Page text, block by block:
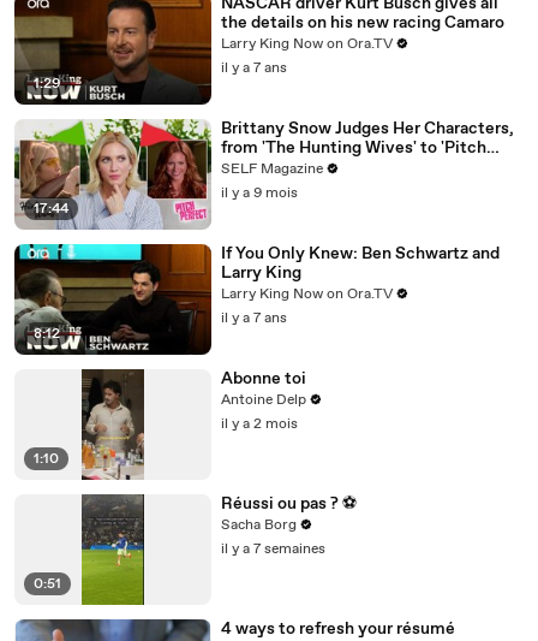
1:29
the details on his new racing Camaro
Larry King Now on Ora.TV
il y a 7 ans
17:44
Brittany Snow Judges Her Characters,
from 'The Hunting Wives' to 'Pitch
Perfect'
SELF Magazine
il y a 9 mois
8:12
If You Only Knew: Ben Schwartz and
Larry King
Larry King Now on Ora.TV
il y a 7 ans
1:10
Abonne toi
Antoine Delp
il y a 2 mois
0:51
Réussi ou pas ? ⚽️
Sacha Borg
il y a 7 semaines
4 ways to refresh your résumé